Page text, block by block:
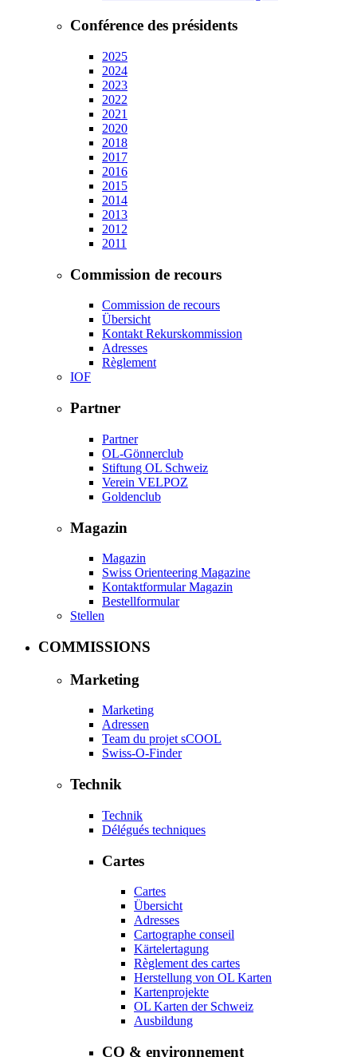
Conférence des présidents
2025
2024
2023
2022
2021
2020
2018
2017
2016
2015
2014
2013
2012
2011
Commission de recours
Commission de recours
Übersicht
Kontakt Rekurskommission
Adresses
Règlement
IOF
Partner
Partner
OL-Gönnerclub
Stiftung OL Schweiz
Verein VELPOZ
Goldenclub
Magazin
Magazin
Swiss Orienteering Magazine
Kontaktformular Magazin
Bestellformular
Stellen
COMMISSIONS
Marketing
Marketing
Adressen
Team du projet sCOOL
Swiss-O-Finder
Technik
Technik
Délégués techniques
Cartes
Cartes
Übersicht
Adresses
Cartographe conseil
Kärtelertagung
Règlement des cartes
Herstellung von OL Karten
Kartenprojekte
OL Karten der Schweiz
Ausbildung
CO & environnement